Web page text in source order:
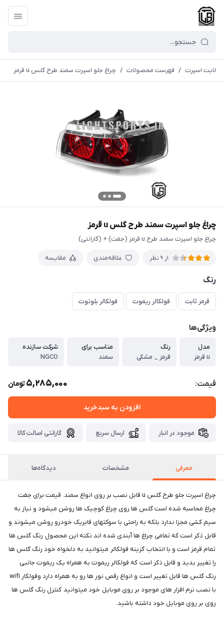
لایت اسپرت / فهرست محصولات / چراغ جلو اسپرت سمند طرح گلس u قرمز
چراغ جلو اسپرت سمند طرح گلس u قرمز
چراغ جلو اسپرت سمند طرح u قرمز (جفت) + (گارانتی)
از 9 نظر علاقه‌مندی مقایسه
رنگ
قرمز ثابت فولکالر ریموت فولکالر بلوتوث
ویژگی‌ها
مدل
u قرمز
رنگ
قرمز _ مشکی
مناسب برای
سمند
شرکت سازنده
NGCO
قیمت: 5,285,000تومان
افزودن به سبدخرید
موجود در انبار ارسال سریع گارانتی اصالت کالا
معرفی مشخصات دیدگاه‌ها
چراغ اسپرت جلو طرح گلس u قابل نصب بر روی انواع سمند. قیمت برای جفت
چراغ محاسبه شده است گلس ها روی چراغ کوچیک ها روشن میشود و نیاز به
سیم کشی مجزا ندارد بلکه به راحتی با سوکتهای فابریک خودرو روشن میشوند و
قابل ذکر است که تمامی چراغ ها آبندی شده اند.نکته:این محصول رنگ گلس ها
تمام قرمز است و با انتخاب گزینه فولکالر میتوانید به دلخواه خود رنگ گلس ها
را تغییر بدید و قابل ذکر است که فولکالر ریموت به همراه یک ریموت جانبی
رنگ گلس ها قابل تغییر است و انواع رقص نور ها رو به همراه دارد وفولکار wifi
با نصب نرم افزار های موجود بر روی موبایل خود میتوانید کنترل رنگ گلس ها
روی بر روی موبایل خود داشته باشید.